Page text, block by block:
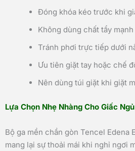
Đóng khóa kéo trước khi
Không dùng chất tẩy mạnh
Tránh phơi trực tiếp dưới
Ưu tiên giặt tay hoặc chế
Nên dùng túi giặt khi giặt
Lựa Chọn Nhẹ Nhàng Cho Giấc
Bộ ga mền chần gòn Tencel Edena
mang lại sự thoải mái khi nghỉ ngơi